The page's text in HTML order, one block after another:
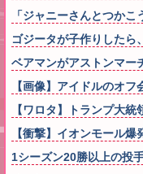
「ジャニーさんとつか
ゴジータが子作りしたら
ベアマンがアストンマー
【画像】アイドルのオ
【ワロタ】トランプ大
【衝撃】イオンモール
1シーズン20勝以上の投